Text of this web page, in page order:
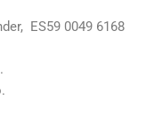
ES59 0049 6168